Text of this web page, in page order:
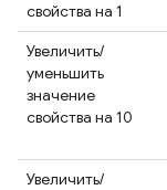
свойства на 1
Увеличить/
уменьшить
значение
свойства на 10
Увеличить/